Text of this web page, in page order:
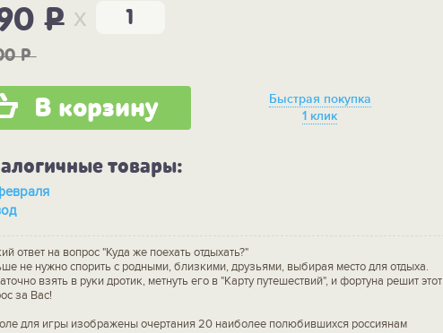
P x
P
В корзину
Быстрая покупка
1 клик
товары:
ответ на вопрос "Куда же поехать отдыхать?"
не нужно спорить с родными, близкими, друзьями, выбирая место для отдыха.
взять в руки дротик, метнуть его в "Карту путешествий", и фортуна решит этот
за Вас!
для игры изображены очертания 20 наиболее полюбившихся россиянам